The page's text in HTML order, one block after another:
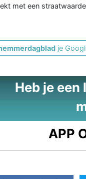
met een
je
Heb je
APP